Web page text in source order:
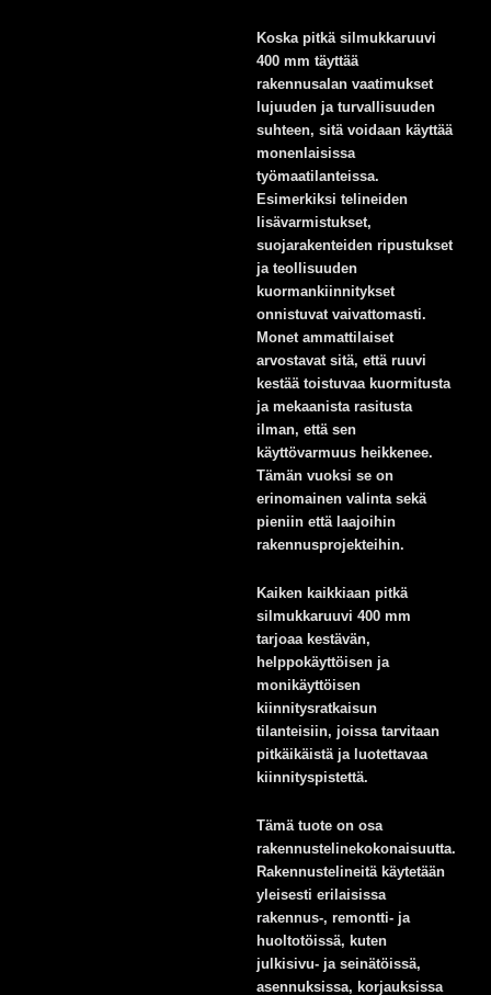
Koska pitkä silmukkaruuvi
400 mm täyttää
rakennusalan vaatimukset
lujuuden ja turvallisuuden
suhteen, sitä voidaan käyttää
monenlaisissa
työmaatilanteissa.
Esimerkiksi telineiden
lisävarmistukset,
suojarakenteiden ripustukset
ja teollisuuden
kuormankiinnitykset
onnistuvat vaivattomasti.
Monet ammattilaiset
arvostavat sitä, että ruuvi
kestää toistuvaa kuormitusta
ja mekaanista rasitusta
ilman, että sen
käyttövarmuus heikkenee.
Tämän vuoksi se on
erinomainen valinta sekä
pieniin että laajoihin
rakennusprojekteihin.
Kaiken kaikkiaan pitkä
silmukkaruuvi 400 mm
tarjoaa kestävän,
helppokäyttöisen ja
monikäyttöisen
kiinnitysratkaisun
tilanteisiin, joissa tarvitaan
pitkäikäistä ja luotettavaa
kiinnityspistettä.
Tämä tuote on osa
rakennustelinekokonaisuutta.
Rakennustelineitä käytetään
yleisesti erilaisissa
rakennus-, remontti- ja
huoltotöissä, kuten
julkisivu- ja seinätöissä,
asennuksissa, korjauksissa